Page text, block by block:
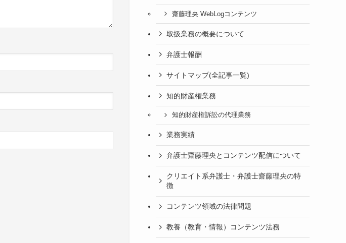
齋藤理央 WebLogコンテンツ
取扱業務の概要について
弁護士報酬
サイトマップ(全記事一覧)
知的財産権業務
知的財産権訴訟の代理業務
業務実績
弁護士齋藤理央とコンテンツ配信について
クリエイト系弁護士・弁護士齋藤理央の特
徴
コンテンツ領域の法律問題
教養（教育・情報）コンテンツ法務